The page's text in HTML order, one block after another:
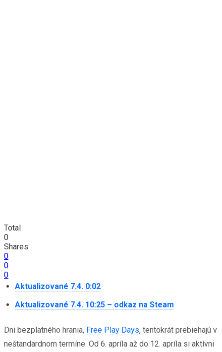
Total
0
Shares
0
0
0
Aktualizované 7.4. 0:02
Aktualizované 7.4. 10:25 – odkaz na Steam
Dni bezplatného hrania, Free Play Days, tentokrát prebiehajú v
neštandardnom termíne. Od 6. apríla až do 12. apríla si aktívni